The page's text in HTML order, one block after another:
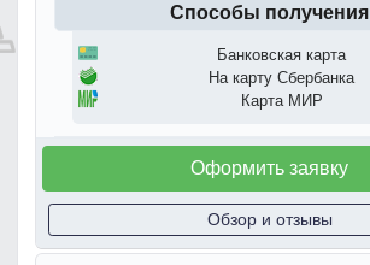
Способы получения
Банковская карта
На карту Сбербанка
Карта МИР
Оформить заявку
Обзор и отзывы